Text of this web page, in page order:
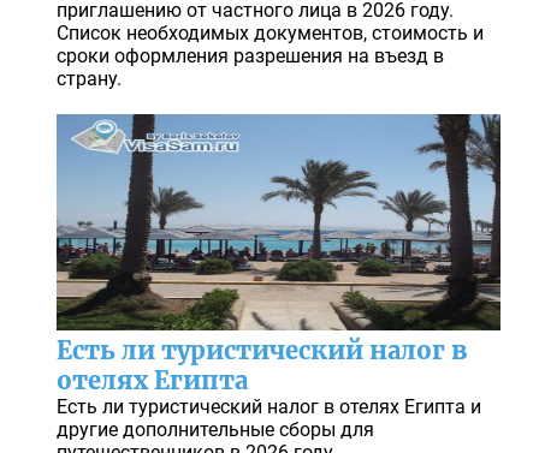
приглашению от частного лица в 2026 году.
Список необходимых документов, стоимость и
сроки оформления разрешения на въезд в
страну.
Есть ли туристический налог в
отелях Египта
Есть ли туристический налог в отелях Египта и
другие дополнительные сборы для